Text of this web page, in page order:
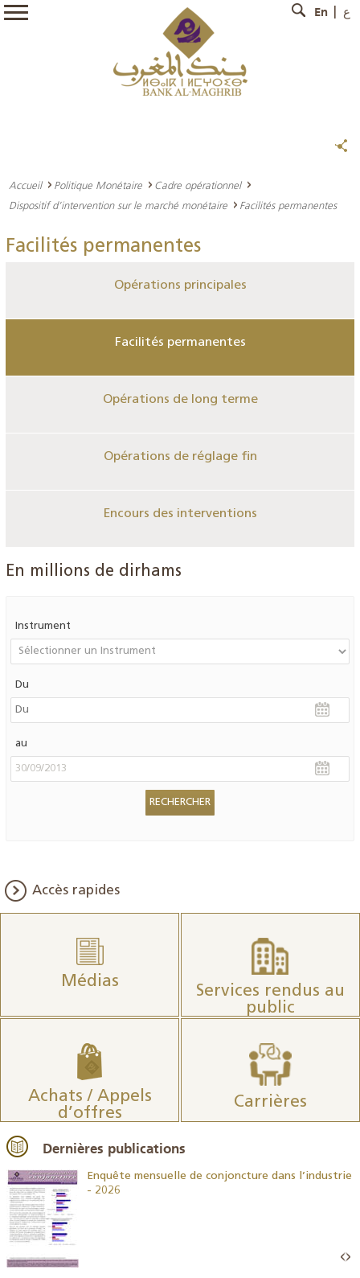
En ع
Accueil Politique Monétaire
Cadre opérationnel
Dispositif d’intervention sur le marché monétaire
Facilités permanentes
Facilités permanentes
Opérations principales
Facilités permanentes
Opérations de long terme
Opérations de réglage fin
Encours des interventions
En millions de dirhams
Instrument
Du
au
Accès rapides
Médias
Services rendus au
public
Achats / Appels
d’offres
Carrières
Dernières publications
Enquête mensuelle de conjoncture dans l’industrie
- 2026